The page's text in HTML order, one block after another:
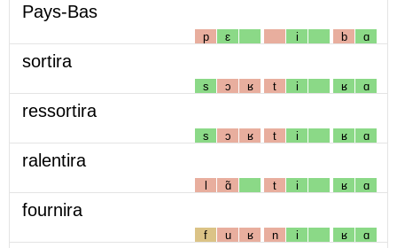
Pays-Bas
p ɛ i b ɑ
sortira
s ɔ ʁ t i ʁ ɑ
ressortira
s ɔ ʁ t i ʁ ɑ
ralentira
l ɑ̃ t i ʁ ɑ
fournira
f u ʁ n i ʁ ɑ